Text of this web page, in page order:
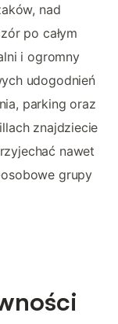
nad
po całym
i ogromny
udogodnień
parking oraz
znajdziecie
nawet
grupy